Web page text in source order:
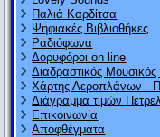
Παλιά Καρδίτσα
Ψηφιακές Βιβλιοθήκες
Ραδιόφωνα
Δορυφόροι on line
Διαδραστικός
Χάρτης Αεροπλάνων -
Διάγραμμα τιμών
Επικοινωνία
Αποφθέγματα